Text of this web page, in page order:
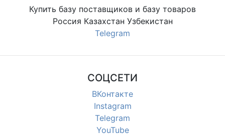
Купить базу поставщиков и базу товаров
Россия Казахстан Узбекистан
Telegram
СОЦСЕТИ
ВКонтакте
Instagram
Telegram
YouTube